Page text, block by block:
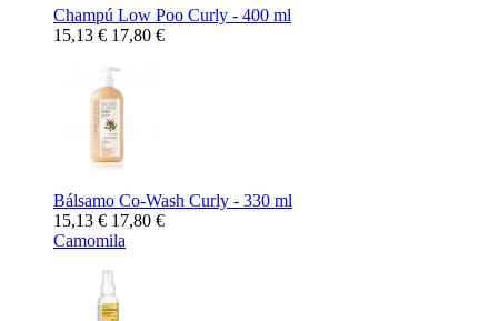
Champú Low Poo Curly - 400 ml
15,13 € 17,80 €
Bálsamo Co-Wash Curly - 330 ml
15,13 € 17,80 €
Camomila